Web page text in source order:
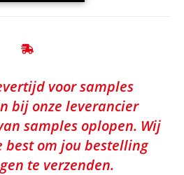
voor samples
bij onze leverancier
samples oplopen. Wij
best om jou bestelling
te verzenden.